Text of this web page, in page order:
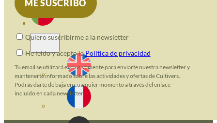
Quiero suscribirme a la newsletter
He leido y acepto laPolítica de privacidad
Tu email se utilizará exclusivamente para enviarte nuestra newsletter y
mantenerte informado sobre las actividades y ofertas de Cultivers.
Podrás darte de baja en cualquier momento a través del enlace
incluido en cada newsletter.